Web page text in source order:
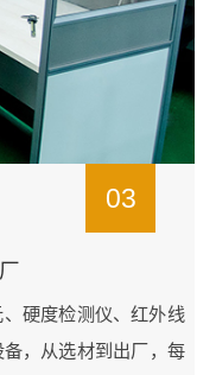
03
硬度检测仪、红外线
，从选材到出厂，每